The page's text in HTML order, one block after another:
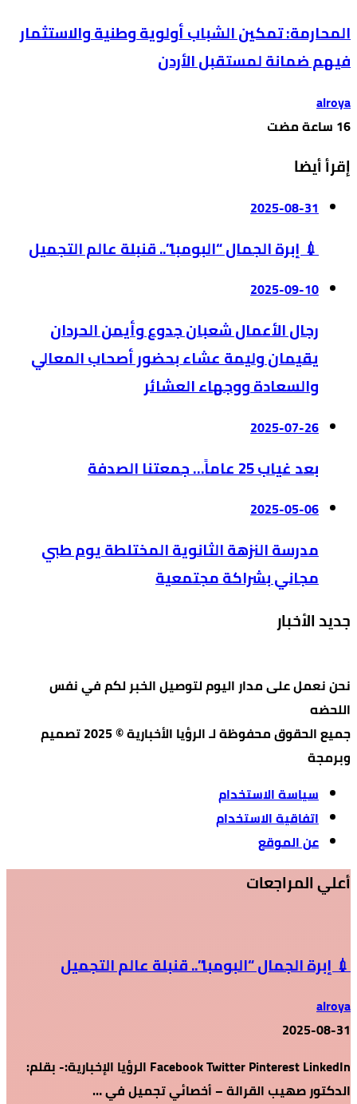
المحارمة: تمكين الشباب أولوية وطنية والاستثمار
فيهم ضمانة لمستقبل الأردن
alroya
إقرأ أيضا
2025-08-31
💉 إبرة الجمال “البومبا”.. قنبلة عالم التجميل
2025-09-10
رجال الأعمال شعبان جدوع وأيمن الحردان
يقيمان وليمة عشاء بحضور أصحاب المعالي
والسعادة ووجهاء العشائر
2025-07-26
بعد غياب 25 عاماً… جمعتنا الصدفة
2025-05-06
مدرسة النزهة الثانوية المختلطة يوم طبي
مجاني بشراكة مجتمعية
جديد الأخبار
نحن نعمل على مدار اليوم لتوصيل الخبر لكم في نفس
اللحضه
جميع الحقوق محفوظة لـ الرؤيا الأخبارية © 2025 تصميم
وبرمجة
سياسة الاستخدام
اتفاقية الاستخدام
عن الموقع
أعلي المراجعات
💉 إبرة الجمال “البومبا”.. قنبلة عالم التجميل
alroya
2025-08-31
Facebook Twitter Pinterest LinkedIn الرؤيا الإخبارية:- بقلم:
الدكتور صهيب القرالة – أخصائي تجميل في …